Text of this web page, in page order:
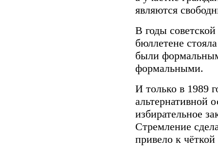
являются
В годы
бюллетене
были
формальными.
И только в 1989
альтернативной
избирательное
Стремление
привело к